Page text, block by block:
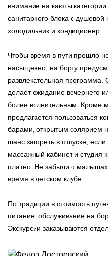
внимание на каюты
санитарного блока с душевой
холодильник и кондиционер.
Чтобы время в пути прошло
насыщенно, на борту
развлекательная
делает ожидание вечернего
более волнительным. Кроме
предлагается пользоваться
барами, открытым солярием
шанс загореть в отпуске,
массажный кабинет и студия
платно. Не забыли о
время в детском клубе.
По традиции в стоимость
питание, обслуживание на
Экскурсии заказываются